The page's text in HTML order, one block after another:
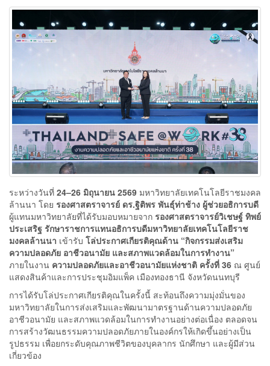
ระหว่างวันที่ 24–26 มิถุนายน 2569 มหาวิทยาลัยเทคโนโลยีราชมงคล
ล้านนา โดย รองศาสตราจารย์ ดร.ฐิติพร พันธุ์ท่าช้าง ผู้ช่วยอธิการบดี
ผู้แทนมหาวิทยาลัยที่ได้รับมอบหมายจาก รองศาสตราจารย์วิเชษฐ์ ทิพย์
ประเสริฐ รักษาราชการแทนอธิการบดีมหาวิทยาลัยเทคโนโลยีราช
มงคลล้านนา เข้ารับ โล่ประกาศเกียรติคุณด้าน “กิจกรรมส่งเสริม
ความปลอดภัย อาชีวอนามัย และสภาพแวดล้อมในการทำงาน”
ภายในงาน ความปลอดภัยและอาชีวอนามัยแห่งชาติ ครั้งที่ 36 ณ ศูนย์
แสดงสินค้าและการประชุมอิมแพ็ค เมืองทองธานี จังหวัดนนทบุรี
การได้รับโล่ประกาศเกียรติคุณในครั้งนี้ สะท้อนถึงความมุ่งมั่นของ
มหาวิทยาลัยในการส่งเสริมและพัฒนามาตรฐานด้านความปลอดภัย
อาชีวอนามัย และสภาพแวดล้อมในการทำงานอย่างต่อเนื่อง ตลอดจน
การสร้างวัฒนธรรมความปลอดภัยภายในองค์กรให้เกิดขึ้นอย่างเป็น
รูปธรรม เพื่อยกระดับคุณภาพชีวิตของบุคลากร นักศึกษา และผู้มีส่วน
เกี่ยวข้อง